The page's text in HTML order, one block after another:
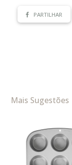
PARTILHAR
Mais Sugestões